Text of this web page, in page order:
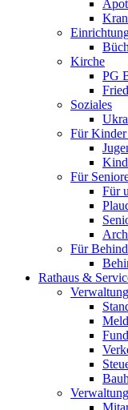
Kirche
PG
Soziales
Für Kinder
Für
Für
Für
Rathaus &
Verwaltung